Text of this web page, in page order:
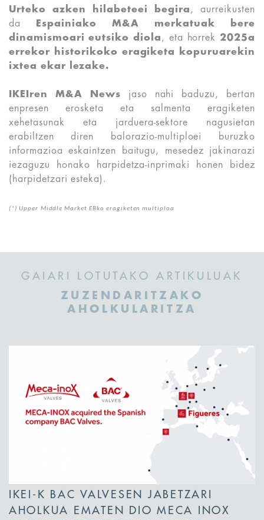
Urteko azken hilabeteei begira , aurreikusten
da
Espainiako M&A merkatuak bere
dinamismoari eutsiko diola , eta horrek 2025a
errekor historikoko eragiketa kopuruarekin
ixtea ekar lezake.
IKEIren M&A News jaso nahi baduzu, bertan
enpresen erosketa eta salmenta eragiketen
xehetasunak eta jarduera-sektore nagusietan
erabiltzen diren balorazio-multiploei buruzko
informazioa eskaintzen baitugu, mesedez jakinarazi
iezaguzu honako harpidetza-inprimaki honen bidez
(harpidetzari esteka).
(*) Upper Middle Market EBko eragiketen multiploa
GAIARI LOTUTAKO ARTIKULUAK
ZUZENDARITZAKO
AHOLKULARITZA
IKEI-K BAC VALVESEN JABETZARI
AHOLKUA EMATEN DIO MECA INOX